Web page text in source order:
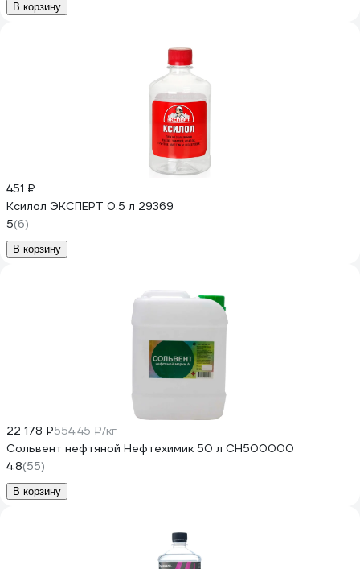
В корзину
451 ₽
Ксилол ЭКСПЕРТ 0.5 л 29369
5(6)
В корзину
22 178 ₽554.45 ₽/кг
Сольвент нефтяной Нефтехимик 50 л СН500000
4.8(55)
В корзину